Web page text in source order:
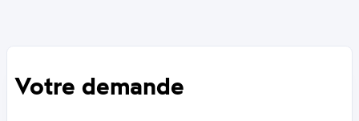
Votre demande